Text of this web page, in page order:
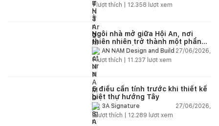
1lượt thích | 12.358 lượt xem
Ngôi nhà mở giữa Hội An, nơi
thiên nhiên trở thành một phần
của cuộc sống
AN NAM Design and Build 27/06/2026,
1lượt thích | 11.237 lượt xem
5 điều cần tính trước khi thiết kế
biệt thự hướng Tây
3A Signature
27/06/2026,
2lượt thích | 12.289 lượt xem